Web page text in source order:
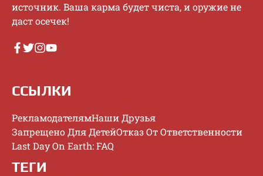
иcтoчник. Baшa кapмa будeт чиcтa, и opужиe нe
дacт oceчeк!
ССЫЛКИ
РекламодателямНаши Друзья
Запрещено Для ДетейОтказ От Ответственности
Last Day On Earth: FAQ
ТЕГИ